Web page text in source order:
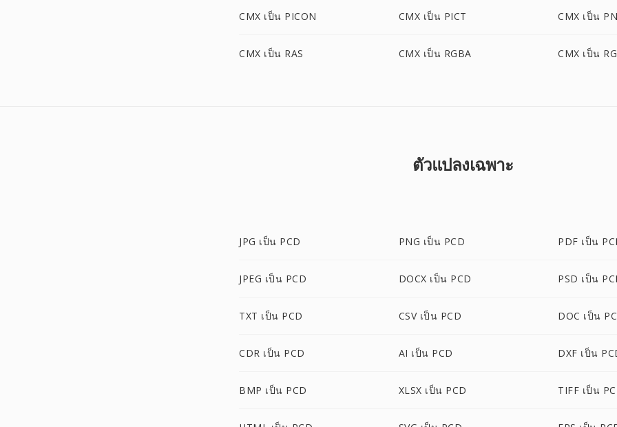
CMX เป็น PICON CMX เป็น PICT CMX เป็น
CMX เป็น RAS CMX เป็น RGBA CMX เป็น
ตัวแปลงเฉพาะ
JPG เป็น PCD PNG เป็น PCD PDF เป็น
JPEG เป็น PCD DOCX เป็น PCD PSD เป็น
TXT เป็น PCD CSV เป็น PCD DOC เป็น
CDR เป็น PCD AI เป็น PCD DXF เป็น
BMP เป็น PCD XLSX เป็น PCD TIFF เป็น